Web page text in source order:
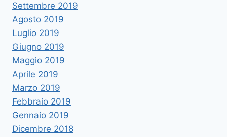
Settembre 2019
Agosto 2019
Luglio 2019
Giugno 2019
Maggio 2019
Aprile 2019
Marzo 2019
Febbraio 2019
Gennaio 2019
Dicembre 2018